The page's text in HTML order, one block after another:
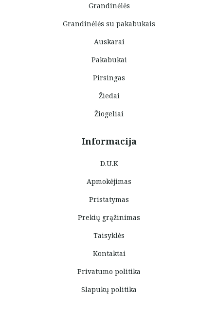
Grandinėlės
Grandinėlės su pakabukais
Auskarai
Pakabukai
Pirsingas
Žiedai
Žiogeliai
Informacija
D.U.K
Apmokėjimas
Pristatymas
Prekių grąžinimas
Taisyklės
Kontaktai
Privatumo politika
Slapukų politika